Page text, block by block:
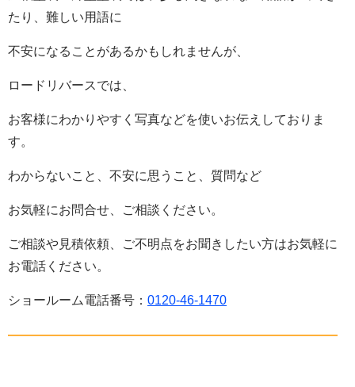
たり、難しい用語に
不安になることがあるかもしれませんが、
ロードリバースでは、
お客様にわかりやすく写真などを使いお伝えしておりま
す。
わからないこと、不安に思うこと、質問など
お気軽にお問合せ、ご相談ください。
ご相談や見積依頼、ご不明点をお聞きしたい方はお気軽に
お電話ください。
ショールーム電話番号： 0120-46-1470
——————————————————————————